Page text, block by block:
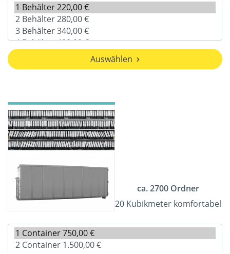
Auswählen
ca. 2700 Ordner
20 Kubikmeter komfortabel